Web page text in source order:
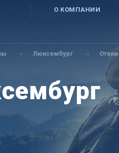
О КОМПАНИИ
Люксембург Отели